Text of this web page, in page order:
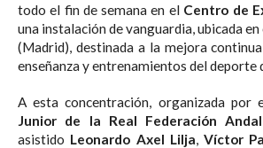
todo el fin de semana en el Centro de
una instalación de vanguardia, ubicada en
(Madrid), destinada a la mejora
enseñanza y entrenamientos del deporte
A esta concentración, organizada por
Junior de la Real Federación
asistido Leonardo Axel Lilja Víctor